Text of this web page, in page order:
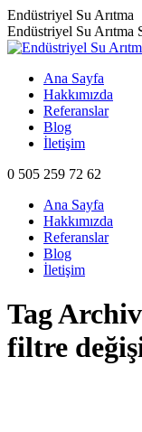
Skip
to
content
Endüstriyel Su Arıtma
Endüstriyel Su Arıtma
Ana Sayfa
Hakkımızda
Referanslar
Blog
İletişim
0 505 259 72 62
Ana Sayfa
Hakkımızda
Referanslar
Blog
İletişim
Tag
filtre